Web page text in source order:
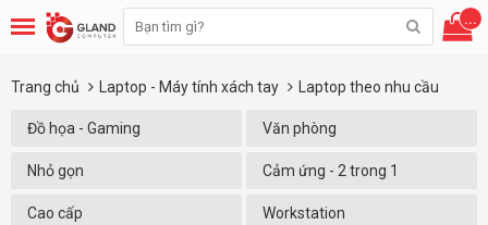
...
Trang chủ Laptop - Máy tính xách tay Laptop theo nhu cầu
Đồ họa - Gaming Văn phòng
Nhỏ gọn Cảm ứng - 2 trong 1
Cao cấp Workstation